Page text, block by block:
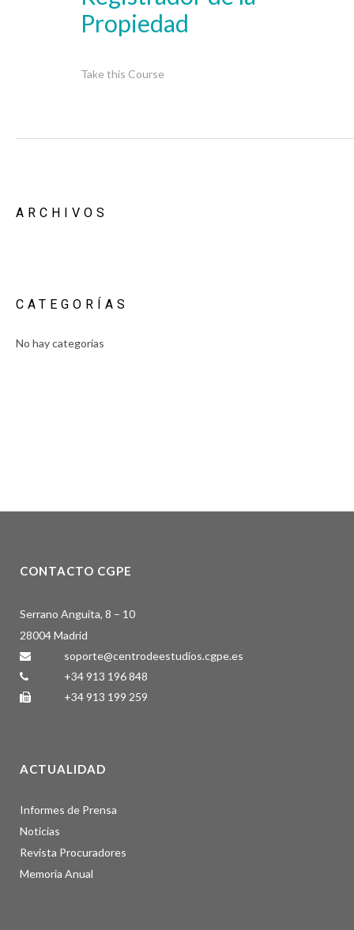
Propiedad
Take this Course
ARCHIVOS
CATEGORÍAS
No hay categorías
CONTACTO CGPE
Serrano Anguita, 8 – 10
28004 Madrid
soporte@centrodeestudios.cgpe.es
+34 913 196 848
+34 913 199 259
ACTUALIDAD
Informes de Prensa
Noticias
Revista Procuradores
Memoria Anual